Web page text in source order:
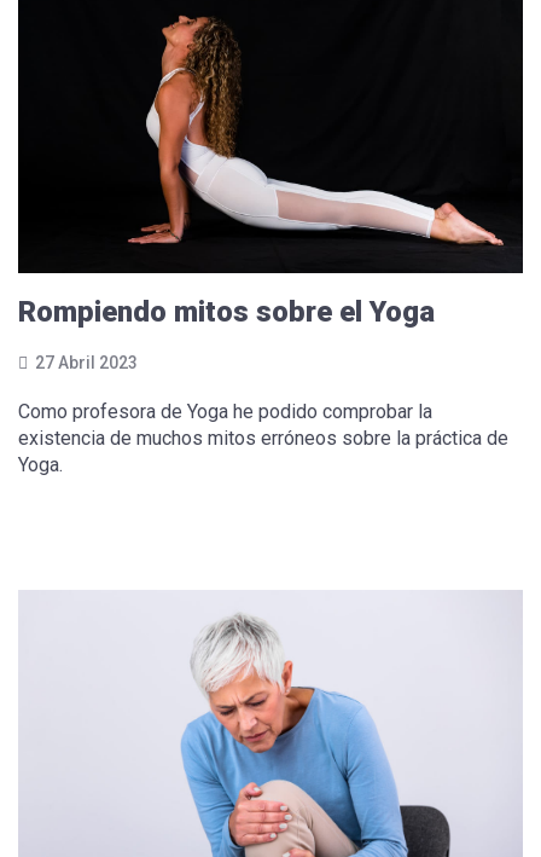
Rompiendo mitos sobre el Yoga
27 Abril 2023
Como profesora de Yoga he podido comprobar la
existencia de muchos mitos erróneos sobre la práctica de
Yoga.